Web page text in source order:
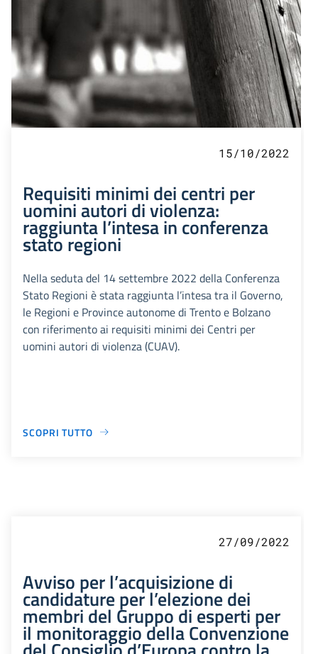
15/10/2022
Requisiti minimi dei centri per
uomini autori di violenza:
raggiunta l’intesa in conferenza
stato regioni
Nella seduta del 14 settembre 2022 della Conferenza
Stato Regioni è stata raggiunta l’intesa tra il Governo,
le Regioni e Province autonome di Trento e Bolzano
con riferimento ai requisiti minimi dei Centri per
uomini autori di violenza (CUAV).
SCOPRI TUTTO
27/09/2022
Avviso per l’acquisizione di
candidature per l’elezione dei
membri del Gruppo di esperti per
il monitoraggio della Convenzione